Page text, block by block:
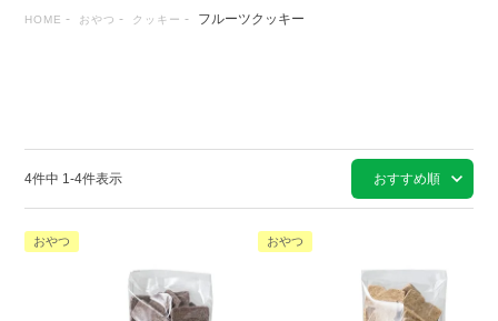
HOME おやつ クッキー フルーツクッキー
おすすめ順
4件中 1-4件表示
おやつ おやつ